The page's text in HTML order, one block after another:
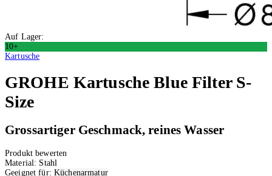
Auf Lager:
10+
Kartusche
GROHE Kartusche Blue Filter S-
Size
Grossartiger Geschmack, reines Wasser
Produkt bewerten
Material: Stahl
Geeignet für: Küchenarmatur